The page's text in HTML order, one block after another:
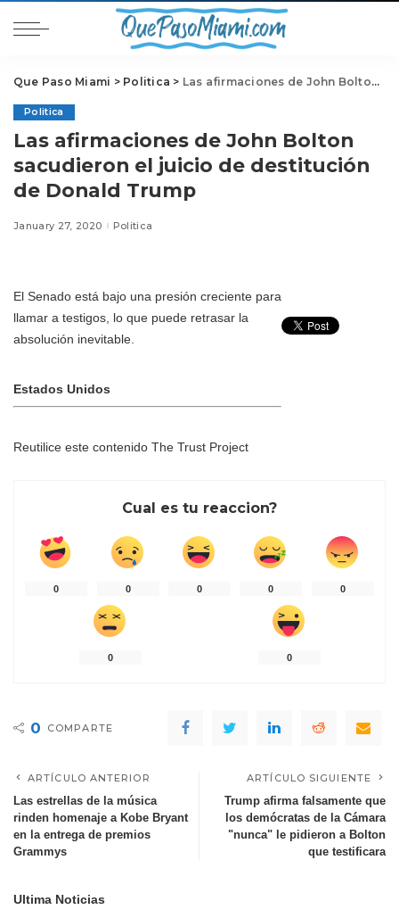
Que Paso Miami > Politica > Las afirmaciones de John Bolton sacudieron el juicio de destitución de Donald Trump
Politica
Las afirmaciones de John Bolton
sacudieron el juicio de destitución
de Donald Trump
January 27, 2020 Politica
El Senado está bajo una presión creciente para
llamar a testigos, lo que puede retrasar la
absolución inevitable.
Estados Unidos
Reutilice este contenido The Trust Project
Cual es tu reaccion?
0 0 0 0 0
0 0
0 COMPARTE
ARTÍCULO ANTERIOR
Las estrellas de la música
rinden homenaje a Kobe Bryant
en la entrega de premios
Grammys
ARTÍCULO SIGUIENTE
Trump afirma falsamente que
los demócratas de la Cámara
"nunca" le pidieron a Bolton
que testificara
Ultima Noticias